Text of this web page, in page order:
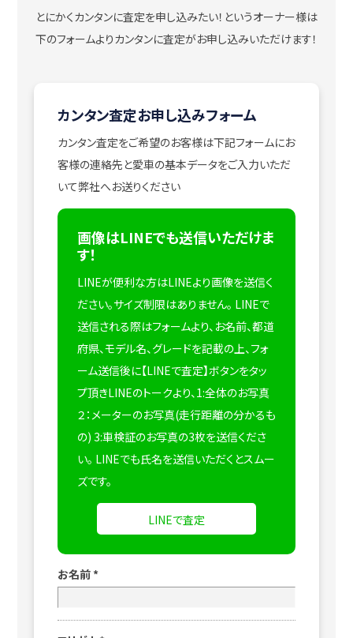
とにかくカンタンに査定を申し込みたい！ というオーナー様は
下のフォームよりカンタンに査定がお申し込みいただけます！
カンタン査定お申し込みフォーム
カンタン査定をご希望のお客様は下記フォームにお
客様の連絡先と愛車の基本データをご入力いただ
いて弊社へお送りください
画像はLINEでも送信いただけま
す！
LINEが便利な方はLINEより画像を送信く
ださい。サイズ制限はありません。 LINEで
送信される際はフォームより、お名前、都道
府県、モデル名、グレードを記載の上、フォ
ーム送信後に【LINEで査定】ボタンをタッ
プ頂きLINEのトークより、1:全体のお写真
２：メーターのお写真(走行距離の分かるも
の) 3:車検証のお写真の3枚を送信くださ
い。 LINEでも氏名を送信いただくとスムー
ズです。
LINEで査定
お名前 *